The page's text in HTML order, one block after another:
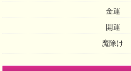
金運
開運
魔除け